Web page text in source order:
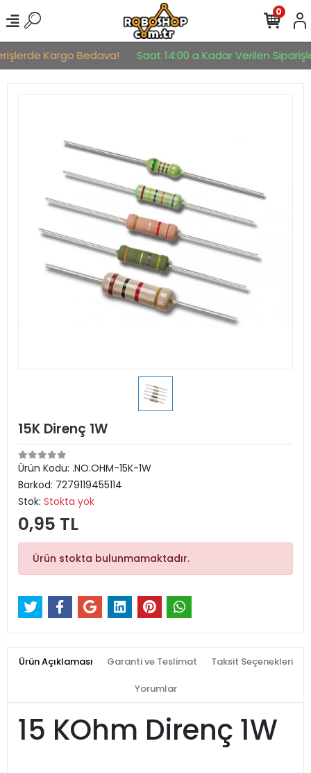
Kargo Bedava! Saat 14:00 a Kadar Verilen
0
15K Direnç 1W
Ürün Kodu: .NO.OHM-15K-1W
Barkod: 7279119455114
Stok: Stokta yok
0,95 TL
Ürün stokta bulunmamaktadır.
Ürün Açıklaması Garanti ve Teslimat Taksit Seçenekleri
Yorumlar
15 KOhm Direnç 1W